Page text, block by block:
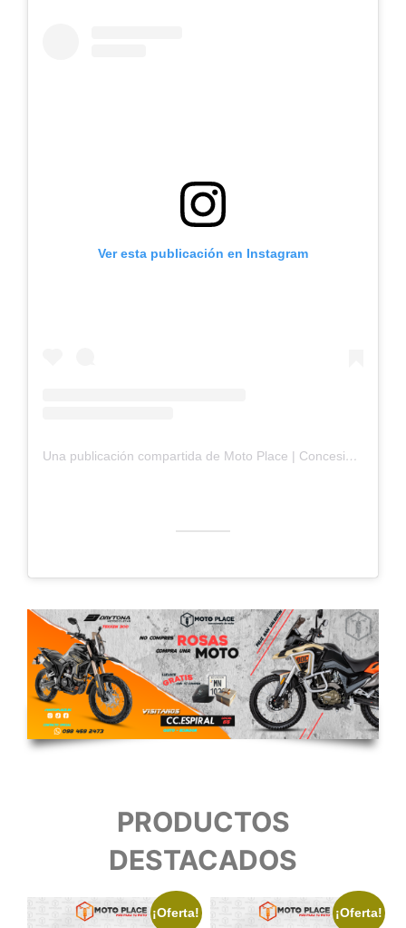
Ver esta publicación en Instagram
Una publicación compartida de Moto Place | Concesionario de motocicletas (@motoplace.ec)
PRODUCTOS
DESTACADOS
¡Oferta! ¡Oferta!